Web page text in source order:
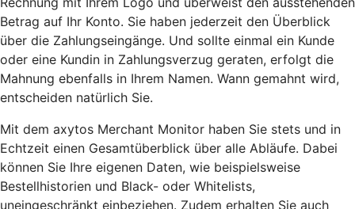
Betrag auf Ihr Konto. Sie haben jederzeit den Überblick
über die Zahlungseingänge. Und sollte einmal ein Kunde
oder eine Kundin in Zahlungsverzug geraten, erfolgt die
Mahnung ebenfalls in Ihrem Namen. Wann gemahnt wird,
entscheiden natürlich Sie.
Mit dem axytos Merchant Monitor haben Sie stets und in
Echtzeit einen Gesamtüberblick über alle Abläufe. Dabei
können Sie Ihre eigenen Daten, wie beispielsweise
Bestellhistorien und Black- oder Whitelists,
uneingeschränkt einbeziehen. Zudem erhalten Sie auch